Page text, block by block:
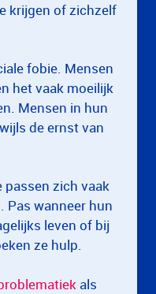
krijgen of zichzelf
fobie. Mensen
het vaak moeilijk
Mensen in hun
de ernst van
passen zich vaak
Pas wanneer hun
leven of bij
ze hulp.
als